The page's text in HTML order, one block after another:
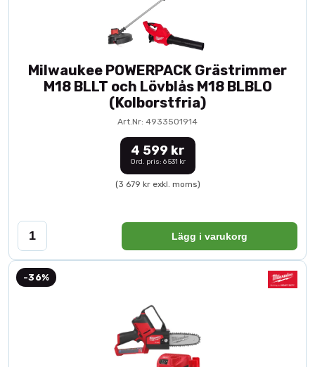
Milwaukee POWERPACK Grästrimmer
M18 BLLT och Lövblås M18 BLBLO
(Kolborstfria)
Art.Nr: 4933501914
4 599 kr
Ord. pris: 6 531 kr
(3 679 kr exkl. moms)
Lägg i varukorg
-36%